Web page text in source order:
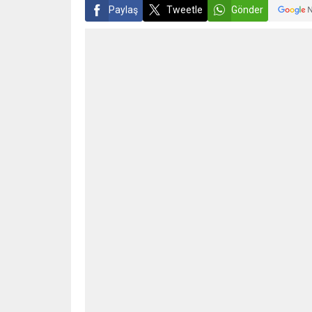
Paylaş Tweetle Gönder